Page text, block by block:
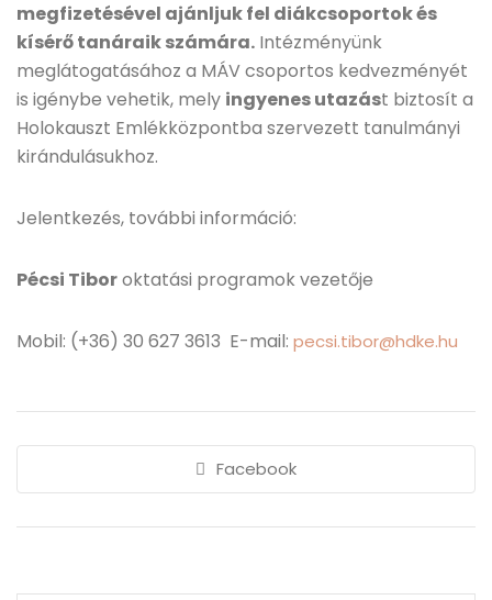
megfizetésével ajánljuk fel diákcsoportok és
kísérő tanáraik számára. Intézményünk
meglátogatásához a MÁV csoportos kedvezményét
is igénybe vehetik, mely ingyenes utazást biztosít a
Holokauszt Emlékközpontba szervezett tanulmányi
kirándulásukhoz.
Jelentkezés, további információ:
Pécsi Tiboroktatási programok vezetője
Mobil: (+36) 30 627 3613 E-mail: pecsi.tibor@hdke.hu
Facebook